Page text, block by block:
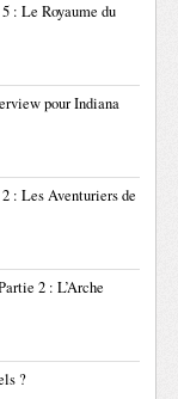
: Le Royaume du
pour Indiana
: Les Aventuriers de
2 : L’Arche
?